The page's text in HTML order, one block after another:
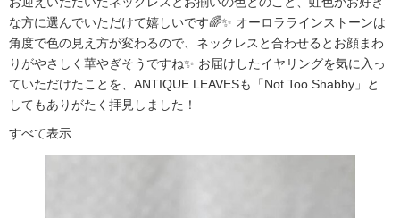
な方に選んでいただけて嬉しいです🌈✨ オーロララインストーンは
角度で色の見え方が変わるので、ネックレスと合わせるとお顔まわ
りがやさしく華やぎそうですね✨ お届けしたイヤリングを気に入っ
ていただけたことを、ANTIQUE LEAVESも「Not Too Shabby」と
してもありがたく拝見しました！
すべて表示